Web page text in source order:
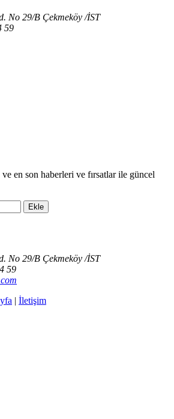
No 29/B Çekmeköy /İST
59
en son haberleri ve fırsatlar ile güncel
No 29/B Çekmeköy /İST
59
| İletişim